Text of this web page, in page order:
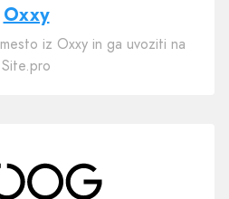
Oxxy
iz Oxxy in ga uvoziti na
Site.pro